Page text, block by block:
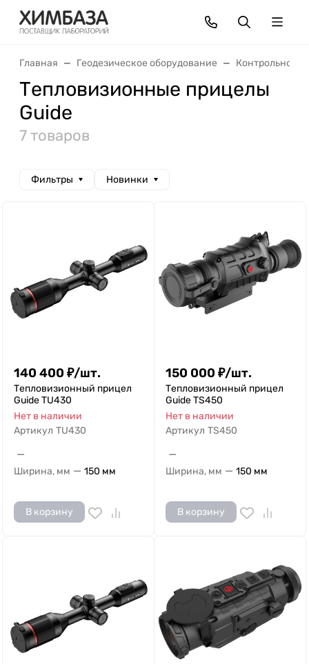
Главная Геодезическое оборудование Контрольно-
Тепловизионные прицелы
Guide
7 товаров
Фильтры Новинки
140 400 ₽/шт.
Тепловизионный прицел
Guide TU430
Нет в наличии
Артикул TU430
—
Ширина, мм — 150 мм
В корзину
150 000 ₽/шт.
Тепловизионный прицел
Guide TS450
Нет в наличии
Артикул TS450
—
Ширина, мм — 150 мм
В корзину